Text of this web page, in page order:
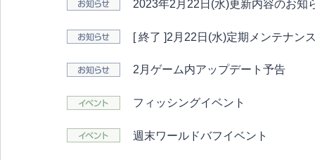
2023年2月22日(水)更新内容のお知
[ 終了 ]2月22日(水)定期メンテナン
2月ゲーム内アップデート予告
フィッシングイベント
週末ワールドバフイベント